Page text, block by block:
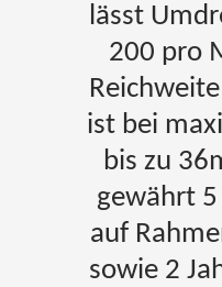
lässt
200 pro
ist bei
bis zu
gewährt 5
auf
sowie 2